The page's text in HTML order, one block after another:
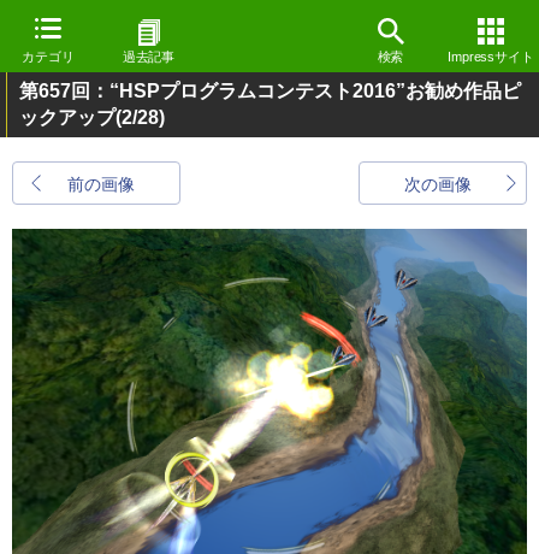
カテゴリ 過去記事 検索 Impressサイト
第657回：“HSPプログラムコンテスト2016”お勧め作品ピ
ックアップ(2/28)
前の画像 次の画像